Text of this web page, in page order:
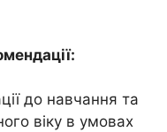
до навчання та
віку в умовах